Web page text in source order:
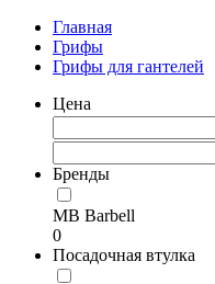
Главная
Грифы
Грифы для гантелей
Цена
Бренды
МВ Barbell
0
Посадочная втулка